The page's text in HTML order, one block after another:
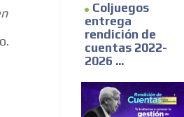
Coljuegos
entrega
rendición de
cuentas 2022-
2026 ...